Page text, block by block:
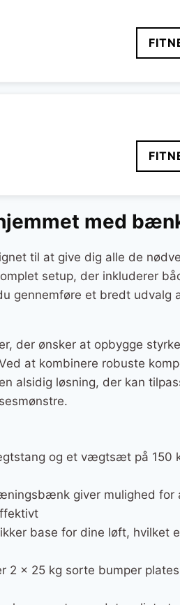
med
til at give dig alle de
setup, der inkluderer
gennemføre et bredt udvalg
ønsker at opbygge
at kombinere robuste
alsidig løsning, der kan
og et vægtsæt på 150
giver mulighed for
base for dine løft, hvilket
2 x 25 kg sorte bumper